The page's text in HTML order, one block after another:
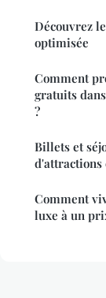
Découvrez
optimisée
Comment
gratuits
?
Billets et
d'attractions
Comment
luxe à un